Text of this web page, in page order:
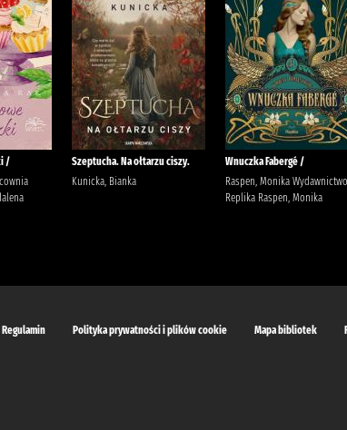
/
Szeptucha. Na ołtarzu ciszy.
Kunicka, Bianka
Wnuczka Fabergé /
Raspen, Monika Wydawnictwo
Replika Raspen, Monika
Regulamin Polityka prywatności i plików cookie Mapa bibliotek